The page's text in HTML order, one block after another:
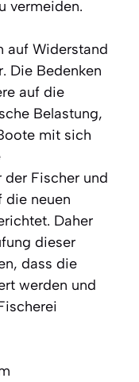
vermeiden.
auf Widerstand
Die Bedenken
auf die
Belastung,
mit sich
Fischer und
die neuen
Daher
dieser
dass die
werden und